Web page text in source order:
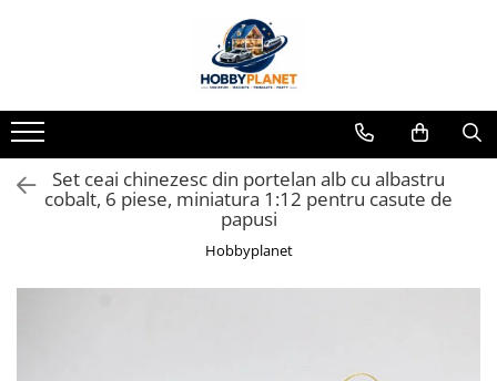
MINIATURI CASUTE PAPUSI
Accesorii miniaturale
Accesorii miniaturale diverse
Baie si toaleta
Set ceai chinezesc din portelan alb cu albastru
cobalt, 6 piese, miniatura 1:12 pentru casute de
papusi
Hobbyplanet